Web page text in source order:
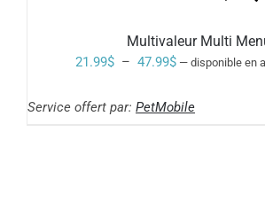
LES
Multivaleur Multi
21.99$ – 47.99$Plage
prix :
—disponible en
Service offert par: PetMobile